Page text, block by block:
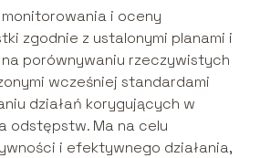
i oceny
zgodnie z ustalonymi planami i
porównywaniu rzeczywistych
wcześniej standardami
działań korygujących w
odstępstw. Ma na celu
i efektywnego działania,